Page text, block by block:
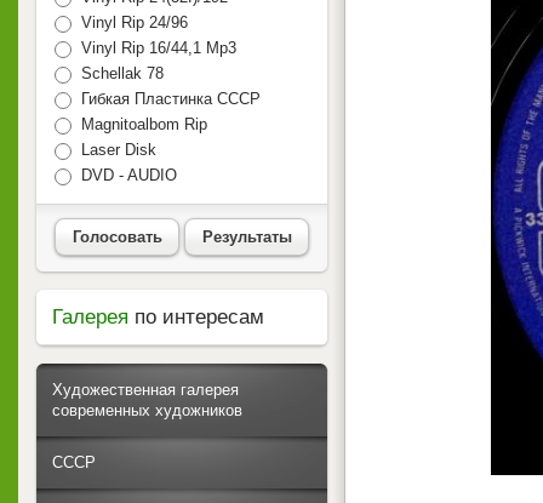
Vinyl Rip 24/96
Vinyl Rip 16/44,1 Mp3
Schellak 78
Гибкая Пластинка СССР
Magnitoalbom Rip
Laser Disk
DVD - AUDIO
Голосовать Результаты
Галерея по интересам
Художественная галерея
современных художников
СССР